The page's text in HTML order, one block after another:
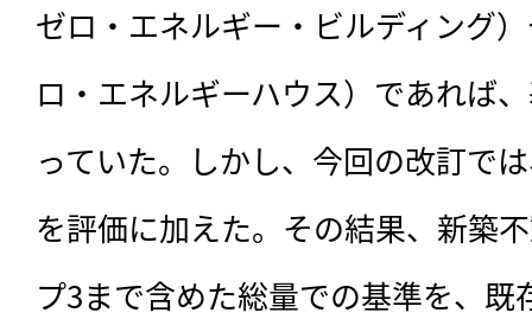
ゼロ・エネルギー・ビルディング
ロ・エネルギーハウス）であれば
っていた。しかし、今回の改訂で
を評価に加えた。その結果、新築
プ3まで含めた総量での基準を、